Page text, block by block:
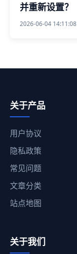
并重新设置？
2026-06-04 14:11:08
关于产品
用户协议
隐私政策
常见问题
文章分类
站点地图
关于我们